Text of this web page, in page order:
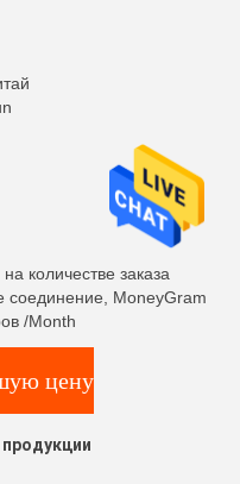
количестве заказа
соединение, MoneyGram
/Month
цену